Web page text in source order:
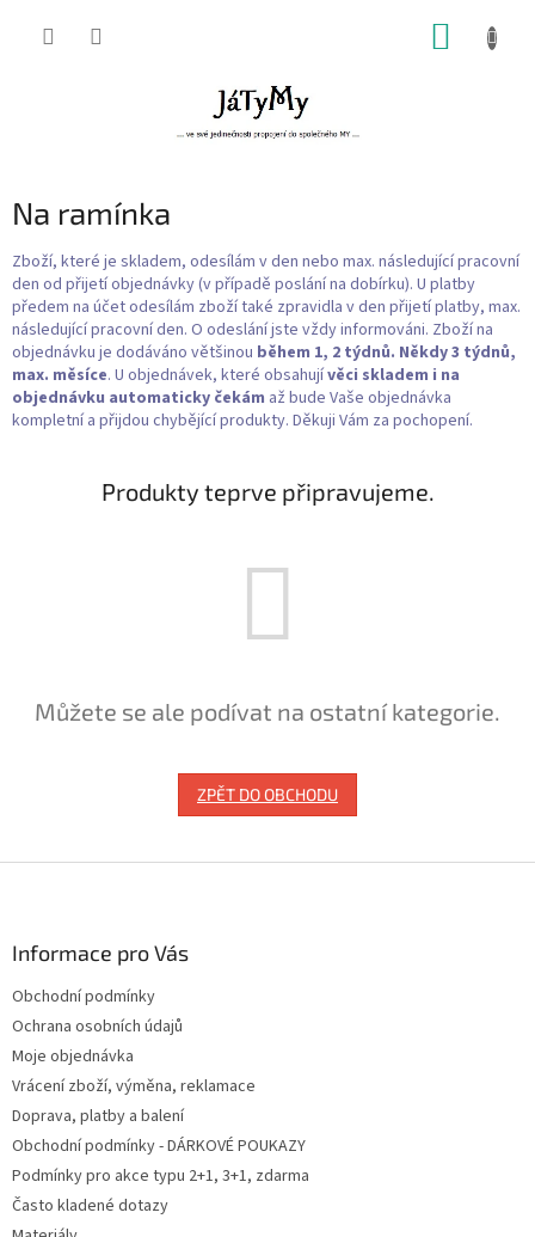
Na ramínka
Zboží, které je skladem, odesílám v den nebo max. následující pracovní
den od přijetí objednávky (v případě poslání na dobírku). U platby
předem na účet odesílám zboží také zpravidla v den přijetí platby, max.
následující pracovní den. O odeslání jste vždy informováni. Zboží na
objednávku je dodáváno většinou během 1, 2 týdnů. Někdy 3 týdnů,
max. měsíce. U objednávek, které obsahujívěci skladem i na
objednávku automaticky čekám až bude Vaše objednávka
kompletní a přijdou chybějící produkty. Děkuji Vám za pochopení.
Produkty teprve připravujeme.
Můžete se ale podívat na ostatní kategorie.
ZPĚT DO OBCHODU
Informace pro Vás
Obchodní podmínky
Ochrana osobních údajů
Moje objednávka
Vrácení zboží, výměna, reklamace
Doprava, platby a balení
Obchodní podmínky - DÁRKOVÉ POUKAZY
Podmínky pro akce typu 2+1, 3+1, zdarma
Často kladené dotazy